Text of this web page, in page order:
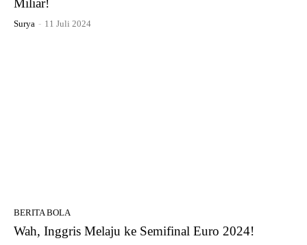
Surya - 11 Juli 2024
BERITA BOLA
Wah, Inggris Melaju ke Semifinal Euro 2024!